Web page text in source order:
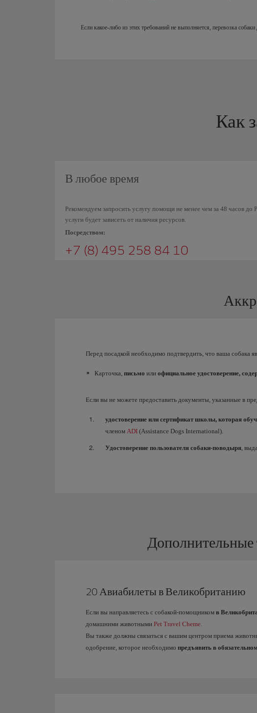
Если какое-либо из этих требований не выполняется, перевозка
Как
В любое время
Рекомендуем запросить услугу помощи не менее чем за 48 часов
услуги будет зависеть от наличия ресурсов.
Посредством:
+7 (8) 495 258 84 10
Перед посадкой необходимо подтвердить, что ваша собака
Карточка, письмо или официальное удостоверение,
Если вы не можете предоставить документы, указанные в
удостоверение или сертификат школы, которая
членом ADI (Assistance Dogs International).
Удостоверение пользователя собаки-поводыря ,
20 Авиабилеты в Великобританию
Если вы направляетесь с собакой-помощником в
домашними животными Pet Travel Cheme.
Вы также должны связаться с вашим центром приема
одобрение, которое необходимо предъявить в